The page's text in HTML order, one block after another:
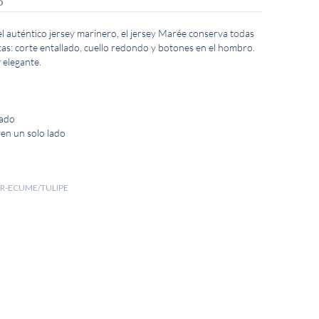
auténtico jersey marinero, el jersey Marée conserva todas
corte entallado, cuello redondo y botones en el hombro.
un solo lado
ECUME/TULIPE